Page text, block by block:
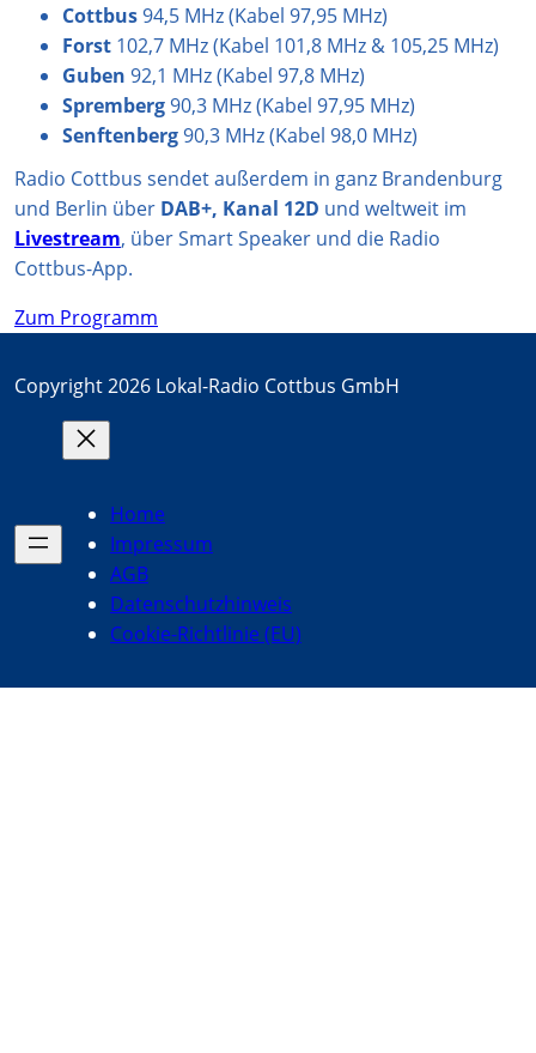
Cottbus94,5 MHz (Kabel 97,95 MHz)
Forst 102,7 MHz (Kabel 101,8 MHz & 105,25 MHz)
Guben 92,1 MHz (Kabel 97,8 MHz)
Spremberg90,3 MHz (Kabel 97,95 MHz)
Senftenberg90,3 MHz (Kabel 98,0 MHz)
Radio Cottbus sendet außerdem in ganz Brandenburg
und Berlin über DAB+, Kanal 12D und weltweit im
Livestream, über Smart Speaker und die Radio
Cottbus-App.
Zum Programm
Copyright 2026 Lokal-Radio Cottbus GmbH
Home
Impressum
AGB
Datenschutzhinweis
Cookie-Richtlinie (EU)